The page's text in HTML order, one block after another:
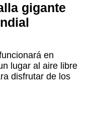
gigante
en
lugar al aire libre
disfrutar de los